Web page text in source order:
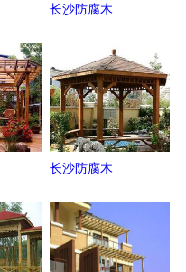
长沙防腐木
长沙防腐木